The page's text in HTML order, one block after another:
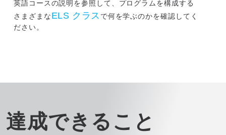
英語コースの説明を参照して、プログラムを構成する
さまざまなELS クラス で何を学ぶのかを確認してく
ださい。
達成できること